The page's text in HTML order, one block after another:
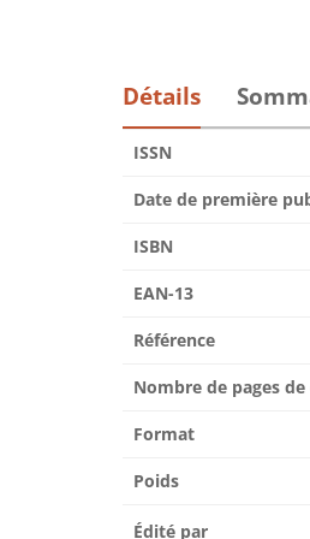
Détails
ISSN
Date de première
ISBN
EAN-13
Référence
Nombre de pages
Format
Poids
Édité par